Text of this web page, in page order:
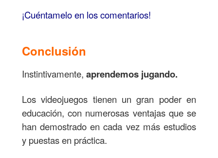
¡Cuéntamelo en los comentarios!
Conclusión
Instintivamente, aprendemos jugando.
Los videojuegos tienen un gran poder en
educación, con numerosas ventajas que se
han demostrado en cada vez más estudios
y puestas en práctica.